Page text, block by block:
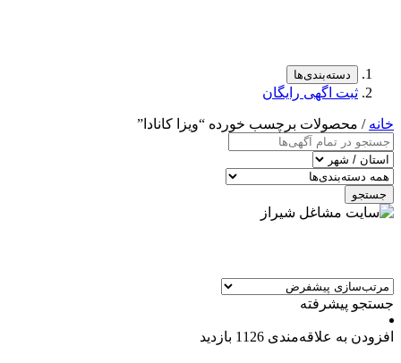
دسته‌بندی‌ها
ثبت اگهی رایگان
خانه / محصولات برچسب خورده “ویزا کانادا”
جستجو
جستجو پیشرفته
افزودن به علاقه‌مندی 1126 بازدید